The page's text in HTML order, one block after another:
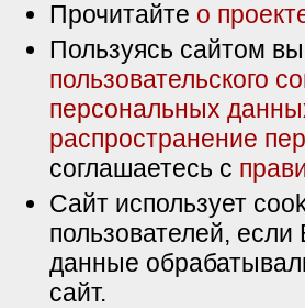
Прочитайте о
Пользуясь сайтом
пользовательского
персональных
распространение
соглашаетесь с
Сайт использует
пользователей,
данные
сайт.